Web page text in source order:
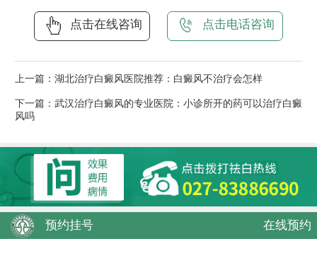
点击在线咨询 点击电话咨询
上一篇： 湖北治疗白癜风医院推荐：白癜风不治疗会怎样
下一篇： 武汉治疗白癜风的专业医院：小诊所开的药可以治疗白癜
风吗
预约挂号 在线预约